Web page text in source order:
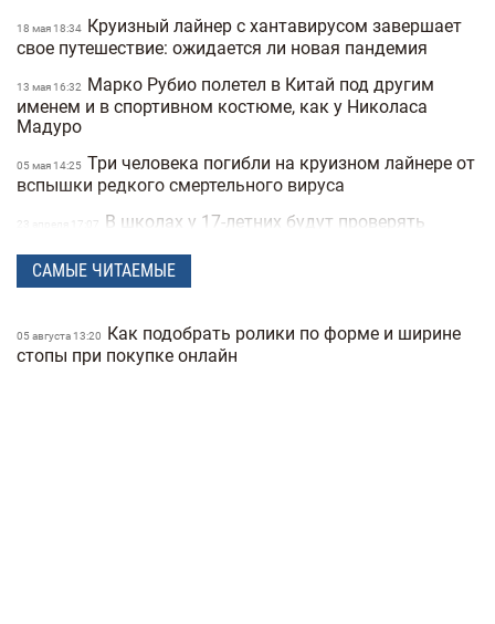
18 мая 18:34 Круизный лайнер с хантавирусом завершает
свое путешествие: ожидается ли новая пандемия
13 мая 16:32
Марко Рубио полетел в Китай под другим
именем и в спортивном костюме, как у Николаса
Мадуро
05 мая 14:25 Три человека погибли на круизном лайнере от
вспышки редкого смертельного вируса
23 апреля 17:07
В школах у 17-летних будут проверять
Полиция Мексики несколько дней не могла
21 апреля 16:19
"Не спасайте меня, помогите папе" —
прокуратура показала видео с полицейских
САМЫЕ ЧИТАЕМЫЕ
05 августа 13:20
Как подобрать ролики по форме и ширине
стопы при покупке онлайн